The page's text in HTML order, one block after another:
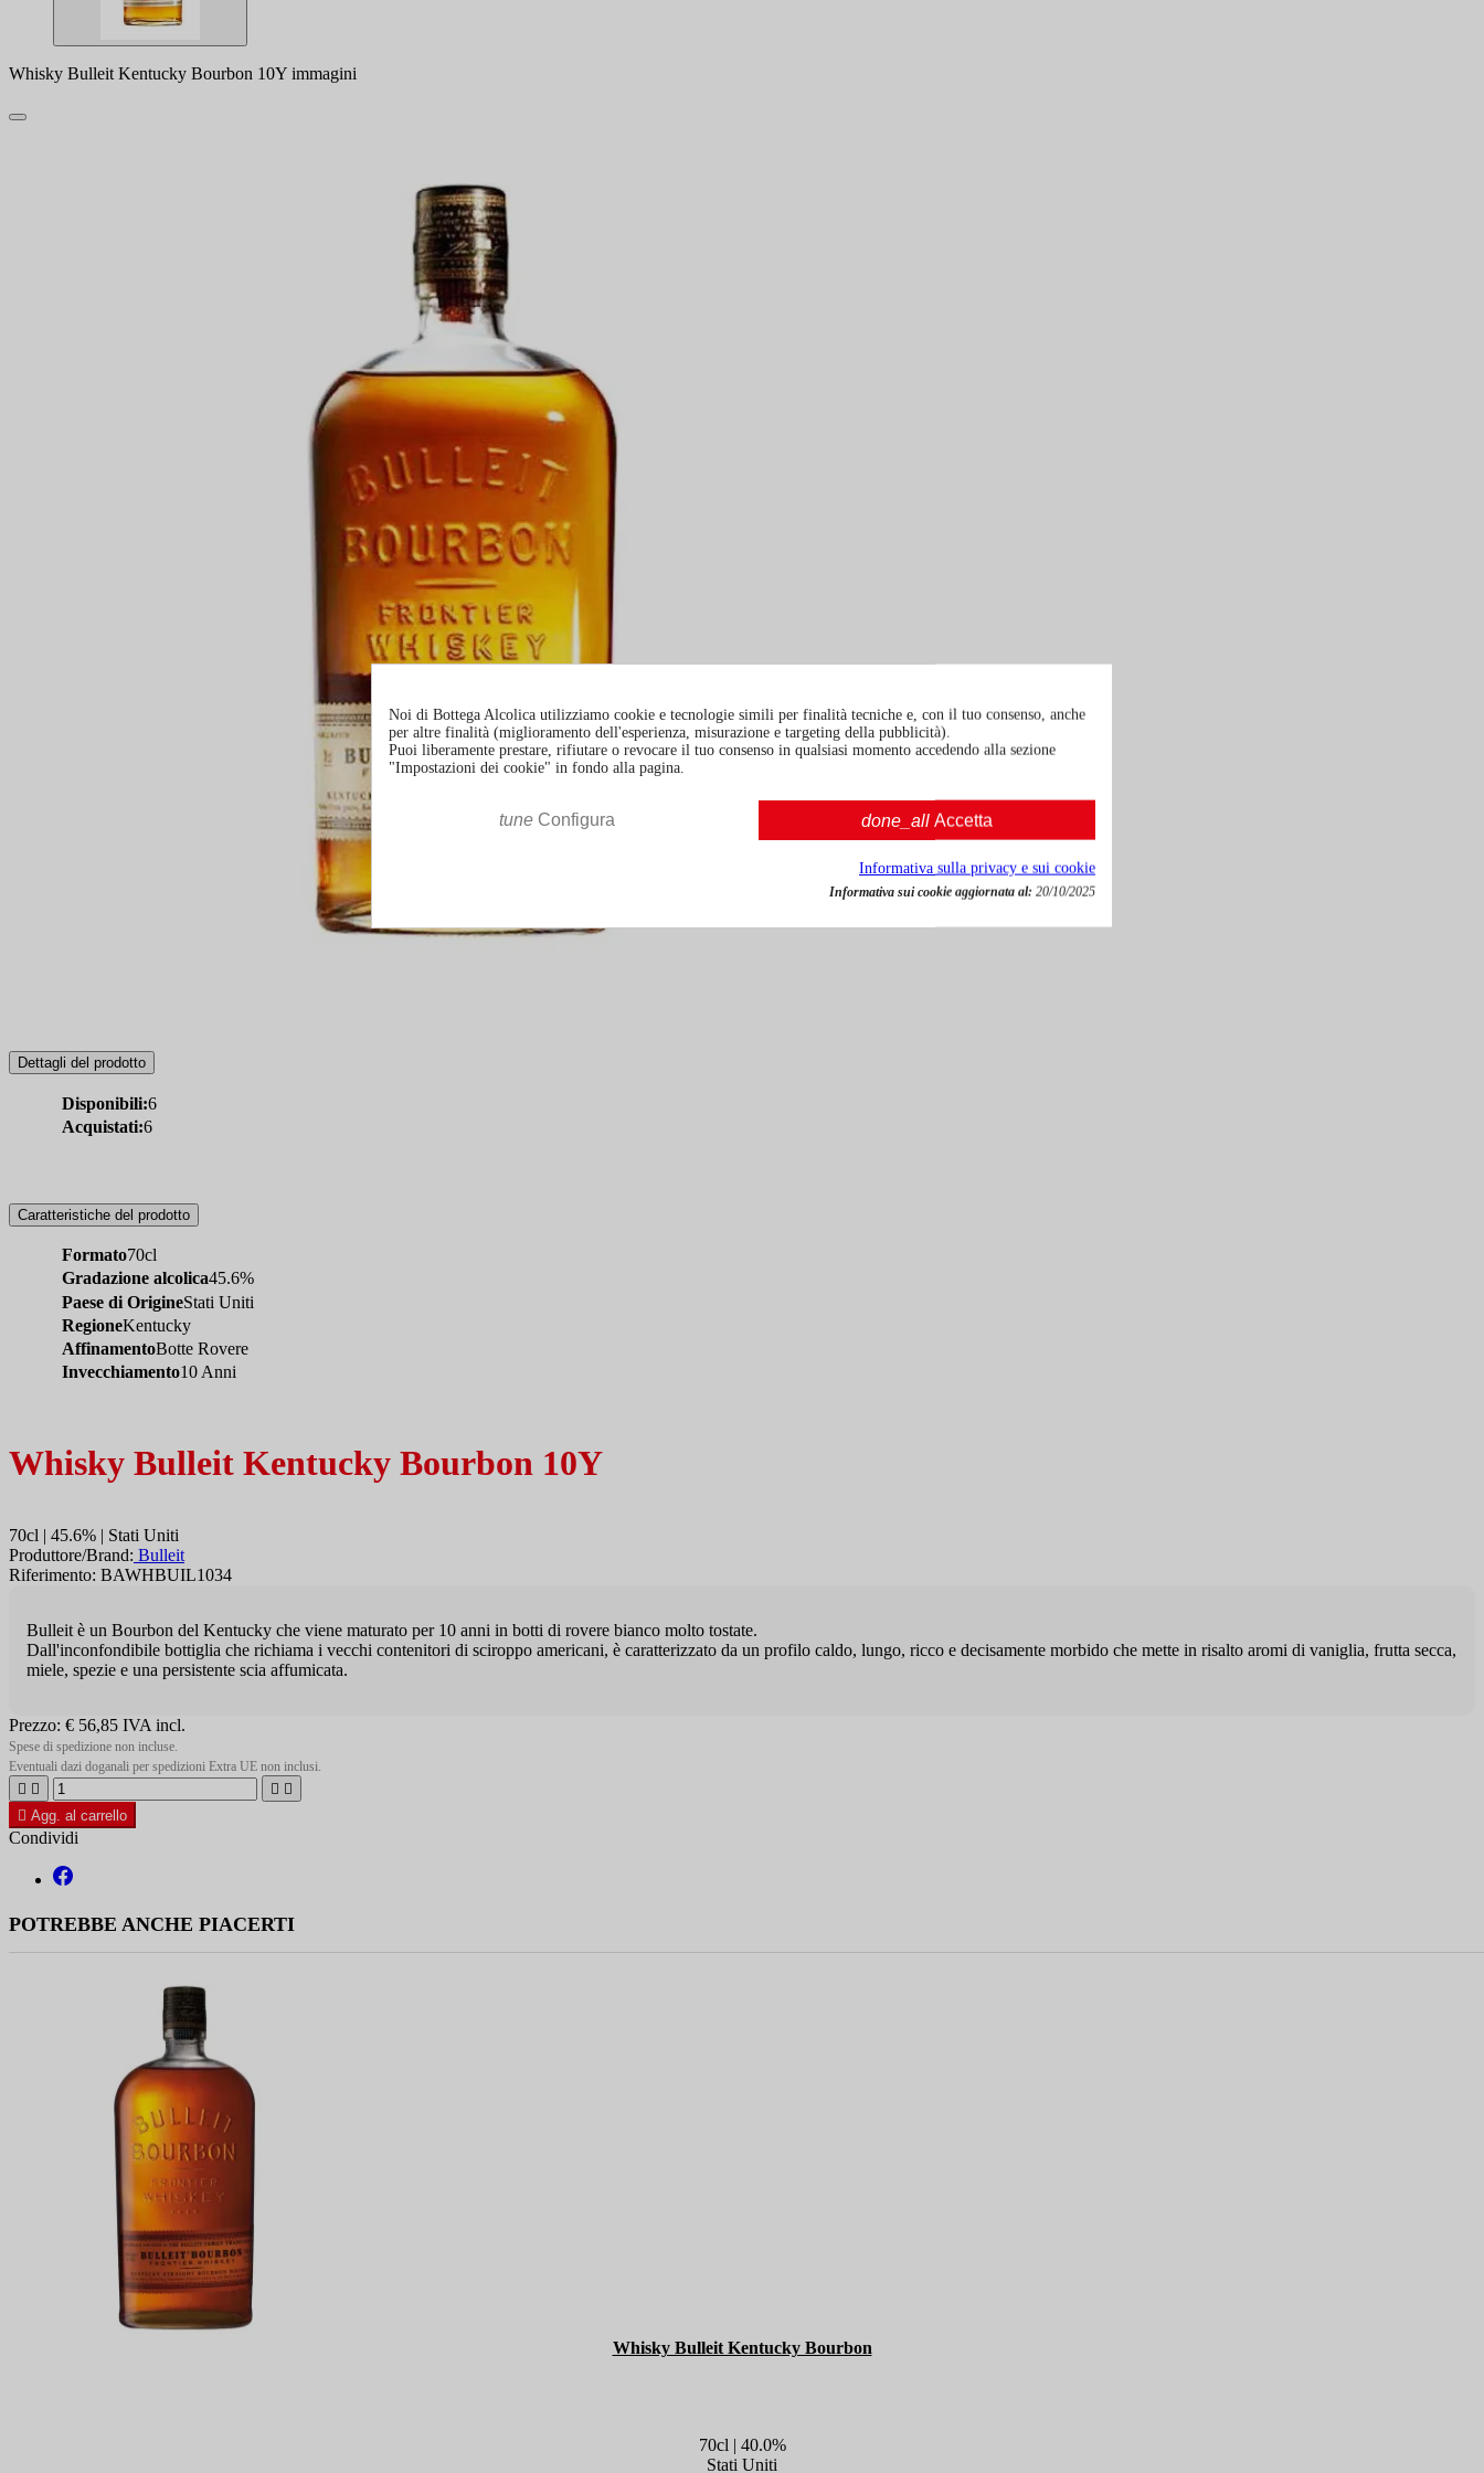
Whisky Bulleit Kentucky Bourbon 10Y immagini
Dettagli del prodotto
Disponibili:6
Acquistati:6
Caratteristiche del prodotto
Formato70cl
Gradazione alcolica45.6%
Paese di OrigineStati Uniti
RegioneKentucky
AffinamentoBotte Rovere
Invecchiamento10 Anni
Whisky Bulleit Kentucky Bourbon 10Y
70cl | 45.6% | Stati Uniti
Produttore/Brand: Bulleit
Riferimento: BAWHBUIL1034
Bulleit è un Bourbon del Kentucky che viene maturato per 10 anni in botti di rovere bianco molto tostate.
Dall'inconfondibile bottiglia che richiama i vecchi contenitori di sciroppo americani, è caratterizzato da un profilo caldo, lungo, ricco e decisamente morbido che mette in risalto aromi di vaniglia, frutta secca,
miele, spezie e una persistente scia affumicata.
Prezzo: € 56,85 IVA incl.
Spese di spedizione non incluse.
Eventuali dazi doganali per spedizioni Extra UE non inclusi.
   
 Agg. al carrello
Condividi
POTREBBE ANCHE PIACERTI
Whisky Bulleit Kentucky Bourbon
70cl | 40.0%
Stati Uniti
Noi di Bottega Alcolica utilizziamo cookie e tecnologie simili per finalità tecniche e, con il tuo consenso, anche
per altre finalità (miglioramento dell'esperienza, misurazione e targeting della pubblicità).
Puoi liberamente prestare, rifiutare o revocare il tuo consenso in qualsiasi momento accedendo alla sezione
"Impostazioni dei cookie" in fondo alla pagina.
tune Configura done_all Accetta
Informativa sulla privacy e sui cookie
Informativa sui cookie aggiornata al: 20/10/2025